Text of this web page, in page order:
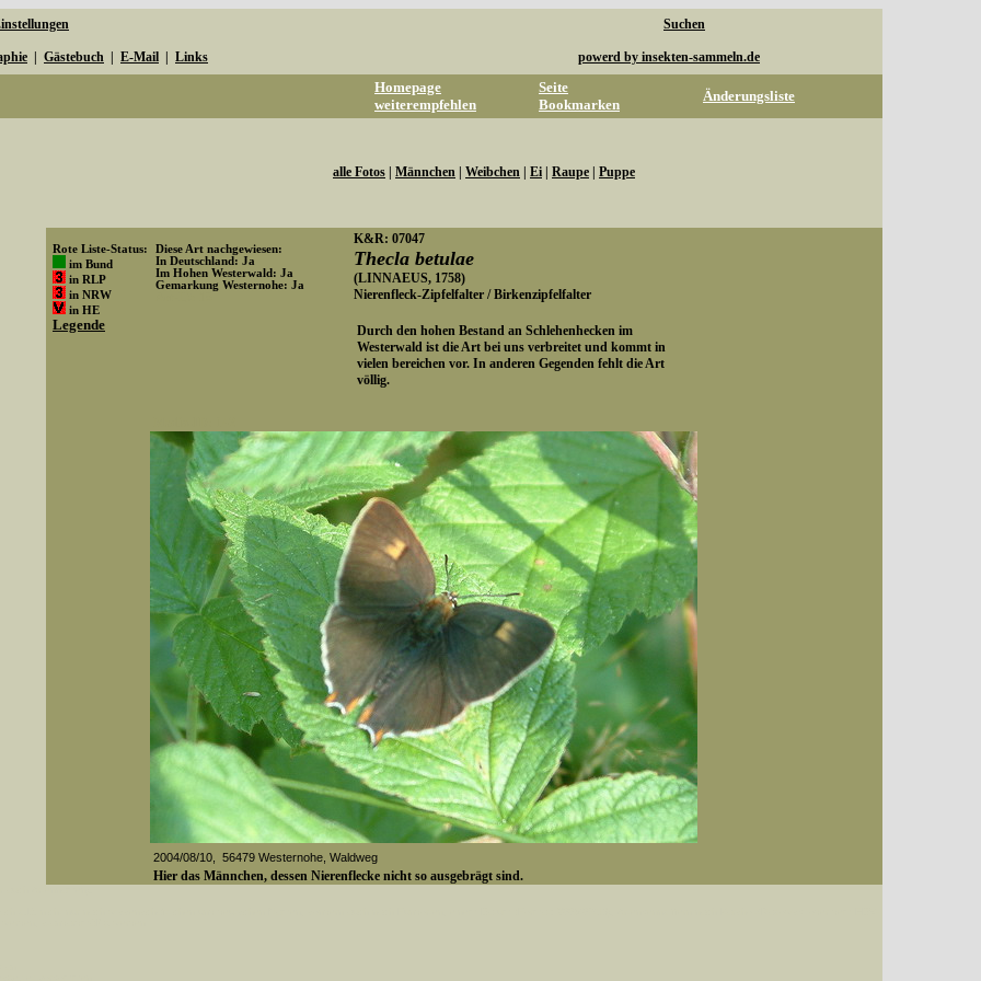
Suchen
Gästebuch E-Mail Links powerd by insekten-sammeln.de
Homepage
weiterempfehlen
Seite
Bookmarken
Änderungsliste
alle Fotos Männchen Weibchen Ei Raupe Puppe
Rote Liste-Status:
im Bund
in RLP
in NRW
in HE
Legende
Diese Art nachgewiesen:
In Deutschland: Ja
Im Hohen Westerwald: Ja
Gemarkung Westernohe: Ja
K&R: 07047
Thecla betulae
(LINNAEUS, 1758)
Nierenfleck-Zipfelfalter / Birkenzipfelfalter
Durch den hohen Bestand an Schlehenhecken im
Westerwald ist die Art bei uns verbreitet und kommt in
vielen bereichen vor. In anderen Gegenden fehlt die Art
völlig.
2004/08/10, 56479 Westernohe, Waldweg
Hier das Männchen, dessen Nierenflecke nicht so ausgebrägt sind.